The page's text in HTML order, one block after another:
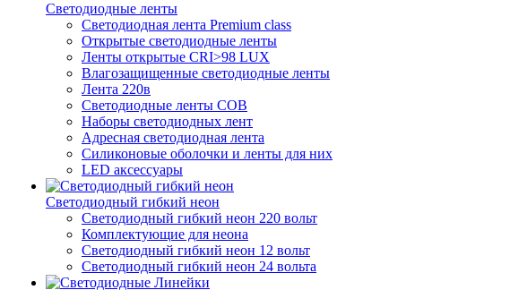
Светодиодные ленты
Светодиодная лента Premium class
Открытые светодиодные ленты
Ленты открытые CRI>98 LUX
Влагозащищенные светодиодные ленты
Лента 220в
Светодиодные ленты COB
Наборы светодиодных лент
Адресная светодиодная лента
Силиконовые оболочки и ленты для них
LED аксессуары
Светодиодный гибкий неон
Светодиодный гибкий неон 220 вольт
Комплектующие для неона
Светодиодный гибкий неон 12 вольт
Светодиодный гибкий неон 24 вольта